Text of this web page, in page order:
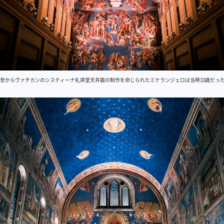
世からヴァチカンのシスティーナ礼拝堂天井画の制作を命じられたミケランジェロは当時33歳だっ